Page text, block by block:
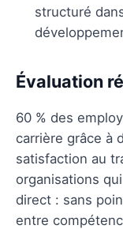
structuré
Évaluation
60 % des
carrière grâce à
satisfaction au
organisations
direct : sans
entre